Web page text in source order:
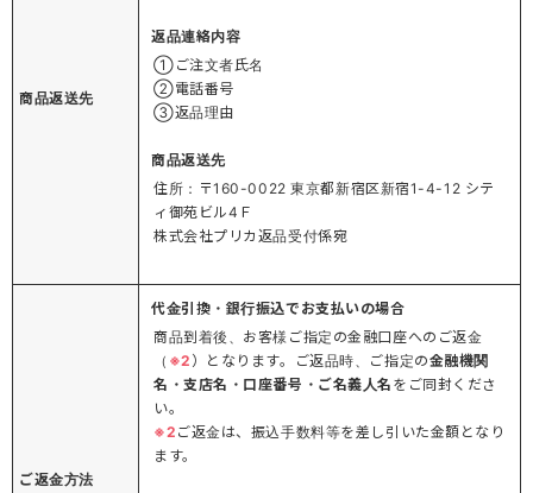
商品返送先
返品連絡内容
①ご注文者氏名
②電話番号
③返品理由
商品返送先
住所：〒160-0022 東京都新宿区新宿1-4-12 シテ
ィ御苑ビル4Ｆ
株式会社プリカ返品受付係宛
ご返金方法
代金引換・銀行振込でお支払いの場合
商品到着後、お客様ご指定の金融口座へのご返金
（ ※2 ）となります。ご返品時、ご指定の金融機関
名・支店名・口座番号・ご名義人名 をご同封くださ
い。
※2 ご返金は、振込手数料等を差し引いた金額となり
ます。